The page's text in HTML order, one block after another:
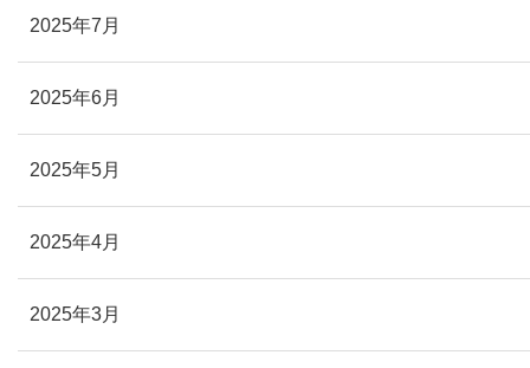
2025年7月
2025年6月
2025年5月
2025年4月
2025年3月